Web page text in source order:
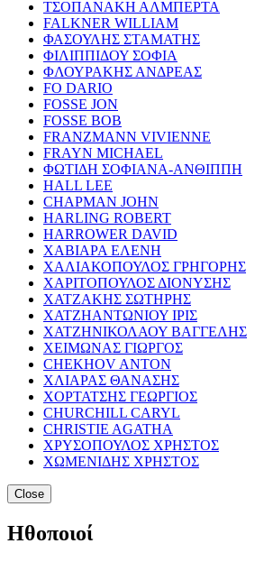
ΤΣΟΠΑΝΑΚΗ ΑΛΜΠΕΡΤΑ
FALKNER WILLIAM
ΦΑΣΟΥΛΗΣ ΣΤΑΜΑΤΗΣ
ΦΙΛΙΠΠΙΔΟΥ ΣΟΦΙΑ
ΦΛΟΥΡΑΚΗΣ ΑΝΔΡΕΑΣ
FO DARIO
FOSSE JON
FOSSE BOB
FRANZMANN VIVIENNE
FRAYN MICHAEL
ΦΩΤΙΔΗ ΣΟΦΙΑΝΑ-ΑΝΘΙΠΠΗ
HALL LEE
CHAPMAN JOHN
HARLING ROBERT
HARROWER DAVID
ΧΑΒΙΑΡΑ ΕΛΕΝΗ
ΧΑΛΙΑΚΟΠΟΥΛΟΣ ΓΡΗΓΟΡΗΣ
ΧΑΡΙΤΟΠΟΥΛΟΣ ΔΙΟΝΥΣΗΣ
ΧΑΤΖΑΚΗΣ ΣΩΤΗΡΗΣ
ΧΑΤΖΗΑΝΤΩΝΙΟΥ ΙΡΙΣ
ΧΑΤΖΗΝΙΚΟΛΑΟΥ ΒΑΓΓΕΛΗΣ
ΧΕΙΜΩΝΑΣ ΓΙΩΡΓΟΣ
CHEKHOV ANTON
ΧΛΙΑΡΑΣ ΘΑΝΑΣΗΣ
ΧΟΡΤΑΤΣΗΣ ΓΕΩΡΓΙΟΣ
CHURCHILL CARYL
CHRISTIE AGATHA
ΧΡΥΣΟΠΟΥΛΟΣ ΧΡΗΣΤΟΣ
ΧΩΜΕΝΙΔΗΣ ΧΡΗΣΤΟΣ
Close
Ηθοποιοί